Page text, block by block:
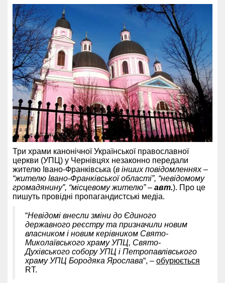
Три храми канонічної Української православної
церкви (УПЦ) у Чернівцях незаконно передали
жителю Івано-Франківська (в інших повідомленнях –
“жителю Івано-Франківської області”, “невідомому
громадянину”, “місцевому жителю” – авт.). Про це
пишуть провідні пропагандистські медіа.
“Невідомі внесли зміни до Єдиного
державного реєстру та призначили новим
власником і новим керівником Свято-
Миколаївського храму УПЦ, Свято-
Духівського собору УПЦ і Петропавлівського
храму УПЦ Бородяка Ярослава“, – обурюється
RT.